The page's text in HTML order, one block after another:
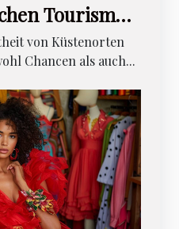
Tourismus
von Küstenorten
Chancen als auch...